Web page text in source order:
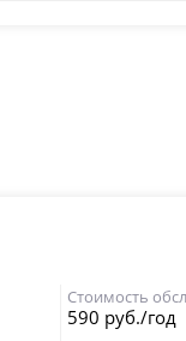
Стоимость
590 руб./год